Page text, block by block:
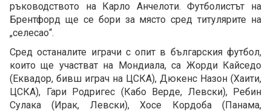
ръководството на Карло Анчелоти. Футболистът на
Брентфорд ще се бори за място сред титулярите на
„селесао“.
Сред останалите играчи с опит в българския футбол,
които ще участват на Мондиала, са Жорди Кайседо
(Еквадор, бивш играч на ЦСКА), Дюкенс Назон (Хаити,
ЦСКА), Гари Родригес (Кабо Верде, Левски), Ребин
Сулака (Ирак, Левски), Хосе Кордоба (Панама,